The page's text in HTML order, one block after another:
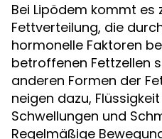
Bei Lipödem kommt es
Fettverteilung, die
hormonelle Faktoren
betroffenen Fettzellen
anderen Formen der
neigen dazu,
Schwellungen und
Regelmäßige